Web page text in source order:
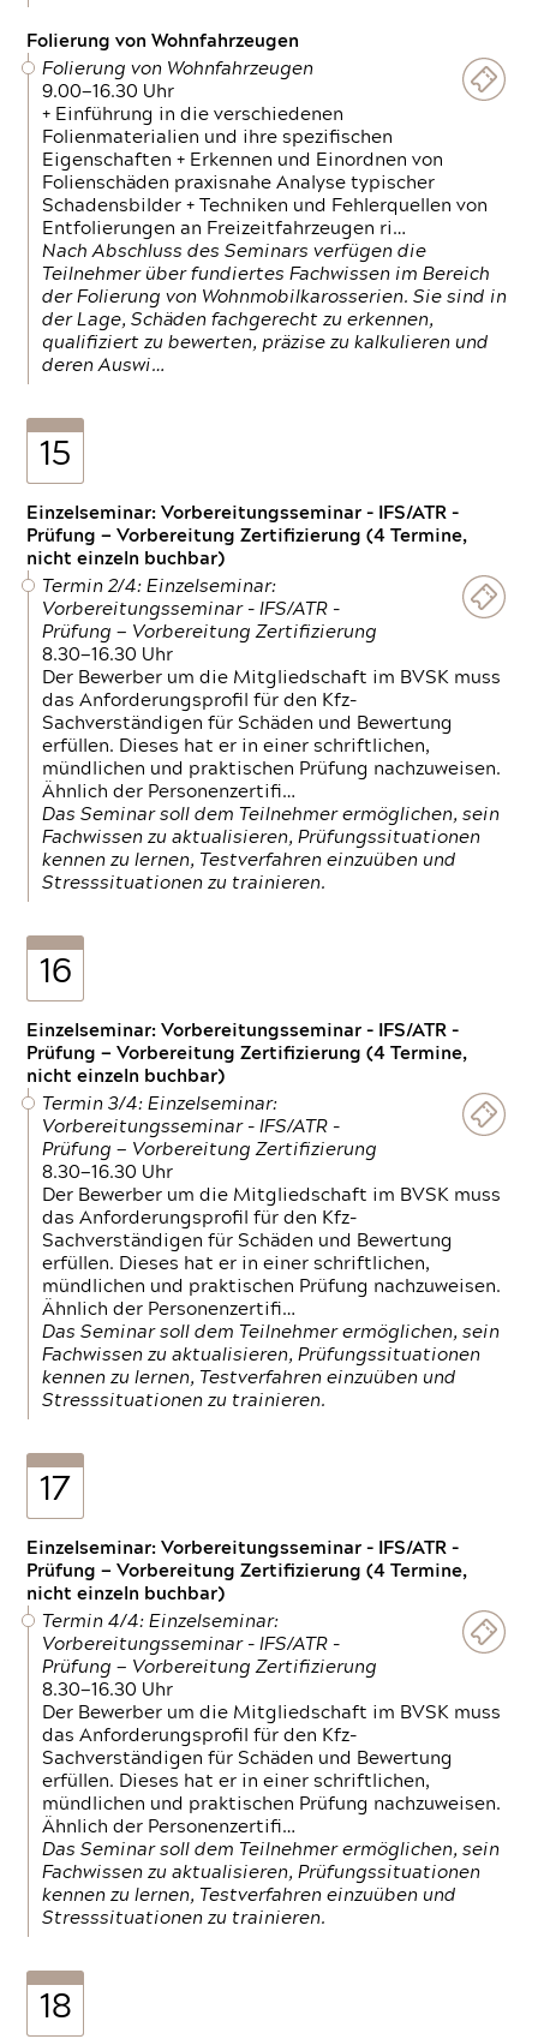
Folierung von Wohnfahrzeugen
Folierung von Wohnfahrzeugen
9.00—16.30 Uhr
+ Einführung in die verschiedenen
Folienmaterialien und ihre spezifischen
Eigenschaften + Erkennen und Einordnen von
Folienschäden praxisnahe Analyse typischer
Schadensbilder + Techniken und Fehlerquellen von
Entfolierungen an Freizeitfahrzeugen ri…
Nach Abschluss des Seminars verfügen die
Teilnehmer über fundiertes Fachwissen im Bereich
der Folierung von Wohnmobilkarosserien. Sie sind in
der Lage, Schäden fachgerecht zu erkennen,
qualifiziert zu bewerten, präzise zu kalkulieren und
deren Auswi…
15
Einzelseminar: Vorbereitungsseminar - IFS/ATR -
Prüfung — Vorbereitung Zertifizierung (4 Termine,
nicht einzeln buchbar)
Termin 2/4: Einzelseminar:
Vorbereitungsseminar - IFS/ATR -
Prüfung — Vorbereitung Zertifizierung
8.30—16.30 Uhr
Der Bewerber um die Mitgliedschaft im BVSK muss
das Anforderungsprofil für den Kfz-
Sachverständigen für Schäden und Bewertung
erfüllen. Dieses hat er in einer schriftlichen,
mündlichen und praktischen Prüfung nachzuweisen.
Ähnlich der Personenzertifi…
Das Seminar soll dem Teilnehmer ermöglichen, sein
Fachwissen zu aktualisieren, Prüfungssituationen
kennen zu lernen, Testverfahren einzuüben und
Stresssituationen zu trainieren.
16
Einzelseminar: Vorbereitungsseminar - IFS/ATR -
Prüfung — Vorbereitung Zertifizierung (4 Termine,
nicht einzeln buchbar)
Termin 3/4: Einzelseminar:
Vorbereitungsseminar - IFS/ATR -
Prüfung — Vorbereitung Zertifizierung
8.30—16.30 Uhr
Der Bewerber um die Mitgliedschaft im BVSK muss
das Anforderungsprofil für den Kfz-
Sachverständigen für Schäden und Bewertung
erfüllen. Dieses hat er in einer schriftlichen,
mündlichen und praktischen Prüfung nachzuweisen.
Ähnlich der Personenzertifi…
Das Seminar soll dem Teilnehmer ermöglichen, sein
Fachwissen zu aktualisieren, Prüfungssituationen
kennen zu lernen, Testverfahren einzuüben und
Stresssituationen zu trainieren.
17
Einzelseminar: Vorbereitungsseminar - IFS/ATR -
Prüfung — Vorbereitung Zertifizierung (4 Termine,
nicht einzeln buchbar)
Termin 4/4: Einzelseminar:
Vorbereitungsseminar - IFS/ATR -
Prüfung — Vorbereitung Zertifizierung
8.30—16.30 Uhr
Der Bewerber um die Mitgliedschaft im BVSK muss
das Anforderungsprofil für den Kfz-
Sachverständigen für Schäden und Bewertung
erfüllen. Dieses hat er in einer schriftlichen,
mündlichen und praktischen Prüfung nachzuweisen.
Ähnlich der Personenzertifi…
Das Seminar soll dem Teilnehmer ermöglichen, sein
Fachwissen zu aktualisieren, Prüfungssituationen
kennen zu lernen, Testverfahren einzuüben und
Stresssituationen zu trainieren.
18